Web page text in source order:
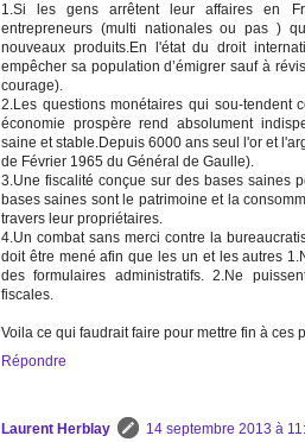
1.Si les gens arrêtent leur affaires en
entrepreneurs (multi nationales ou pas )
nouveaux produits.En l'état du droit
empêcher sa population d’émigrer sauf à
courage).
2.Les questions monétaires qui sou-tendent
économie prospère rend absolument
saine et stable.Depuis 6000 ans seul l'or et
de Février 1965 du Général de Gaulle).
3.Une fiscalité conçue sur des bases saines
bases saines sont le patrimoine et la
travers leur propriétaires.
4.Un combat sans merci contre la
doit être mené afin que les un et les autres
des formulaires administratifs. 2.Ne
fiscales.
Voila ce qui faudrait faire pour mettre fin à ces
Répondre
Laurent Herblay
14 septembre 2013 à